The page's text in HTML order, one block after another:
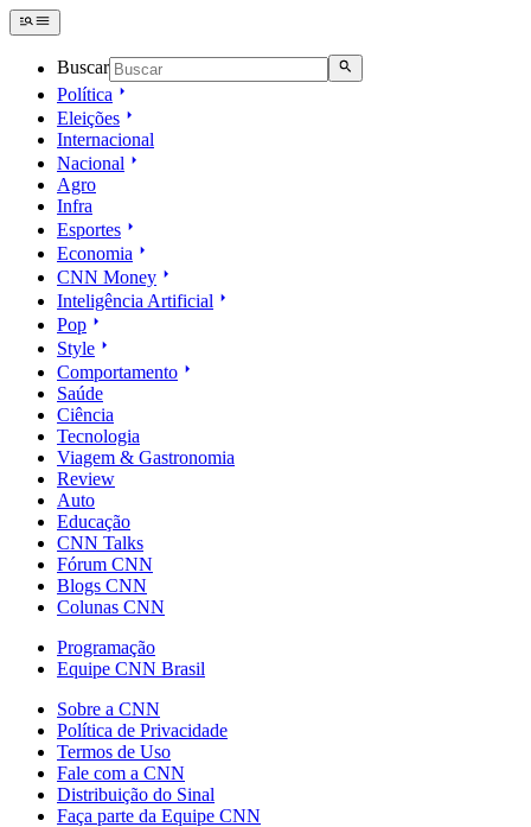
Buscar
Política
Eleições
Internacional
Nacional
Agro
Infra
Esportes
Economia
CNN Money
Inteligência Artificial
Pop
Style
Comportamento
Saúde
Ciência
Tecnologia
Viagem & Gastronomia
Review
Auto
Educação
CNN Talks
Fórum CNN
Blogs CNN
Colunas CNN
Programação
Equipe CNN Brasil
Sobre a CNN
Política de Privacidade
Termos de Uso
Fale com a CNN
Distribuição do Sinal
Faça parte da Equipe CNN